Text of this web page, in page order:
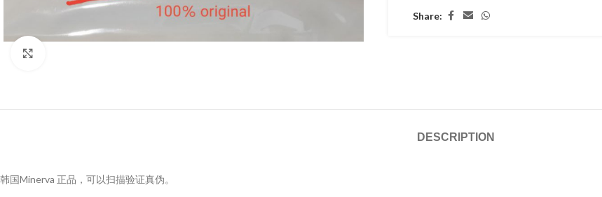
Share:
DESCRIPTION
韩国Minerva 正品，可以扫描验证真伪。